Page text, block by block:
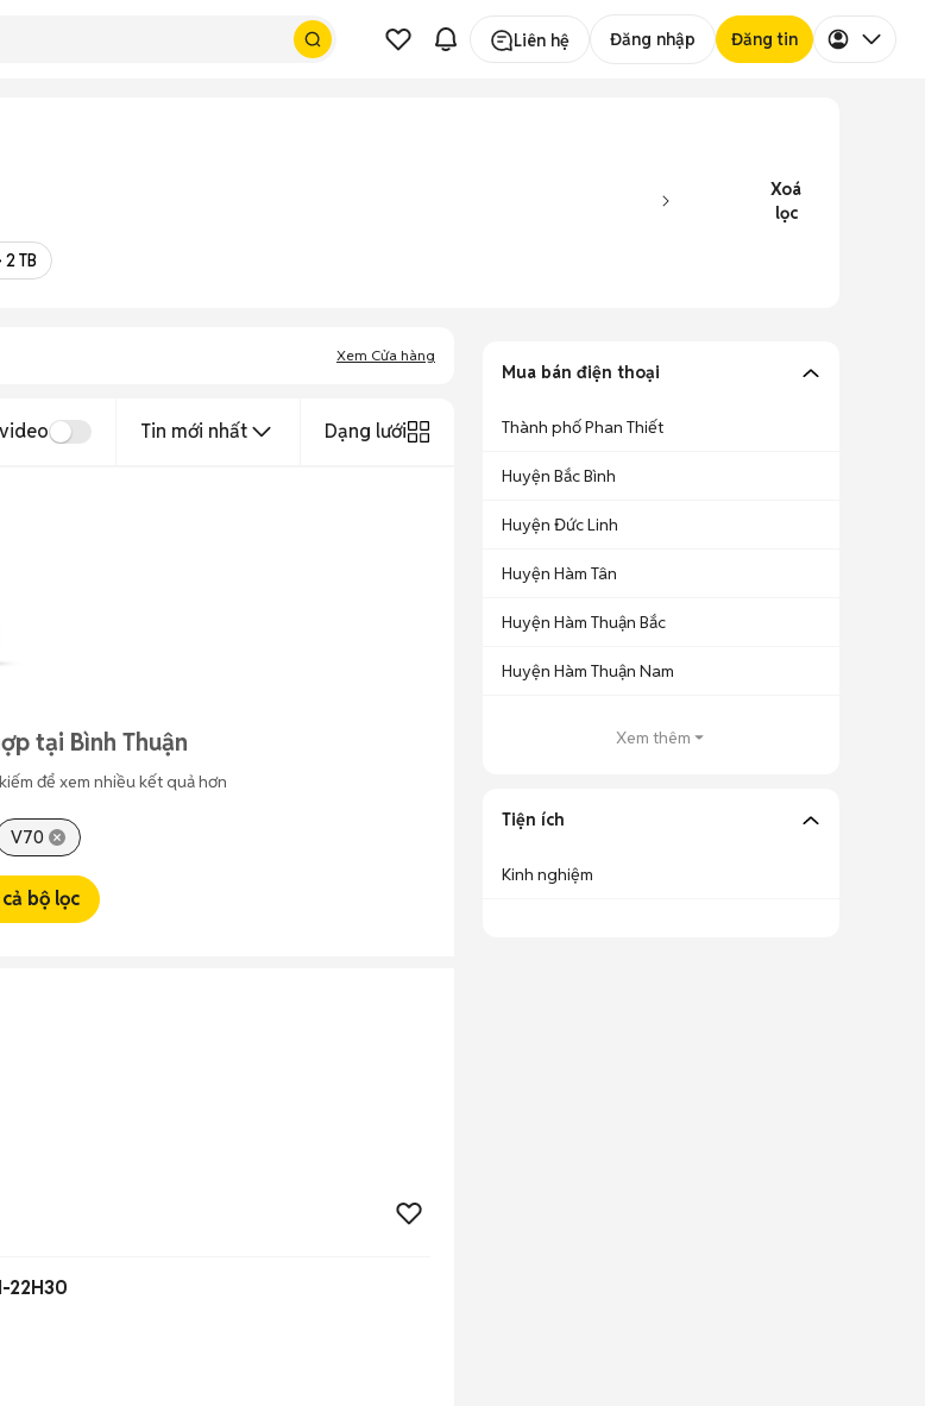
Liên hệ Đăng nhập Đăng tin
Xoá
lọc
2 TB
Xem Cửa hàng
Tin mới nhất Dạng lưới
tại Bình Thuận
để xem nhiều kết quả hơn
V70
bộ lọc
22H30
Mua bán điện thoại
Thành phố Phan Thiết
Huyện Bắc Bình
Huyện Đức Linh
Huyện Hàm Tân
Huyện Hàm Thuận Bắc
Huyện Hàm Thuận Nam
Xem thêm
Tiện ích
Kinh nghiệm